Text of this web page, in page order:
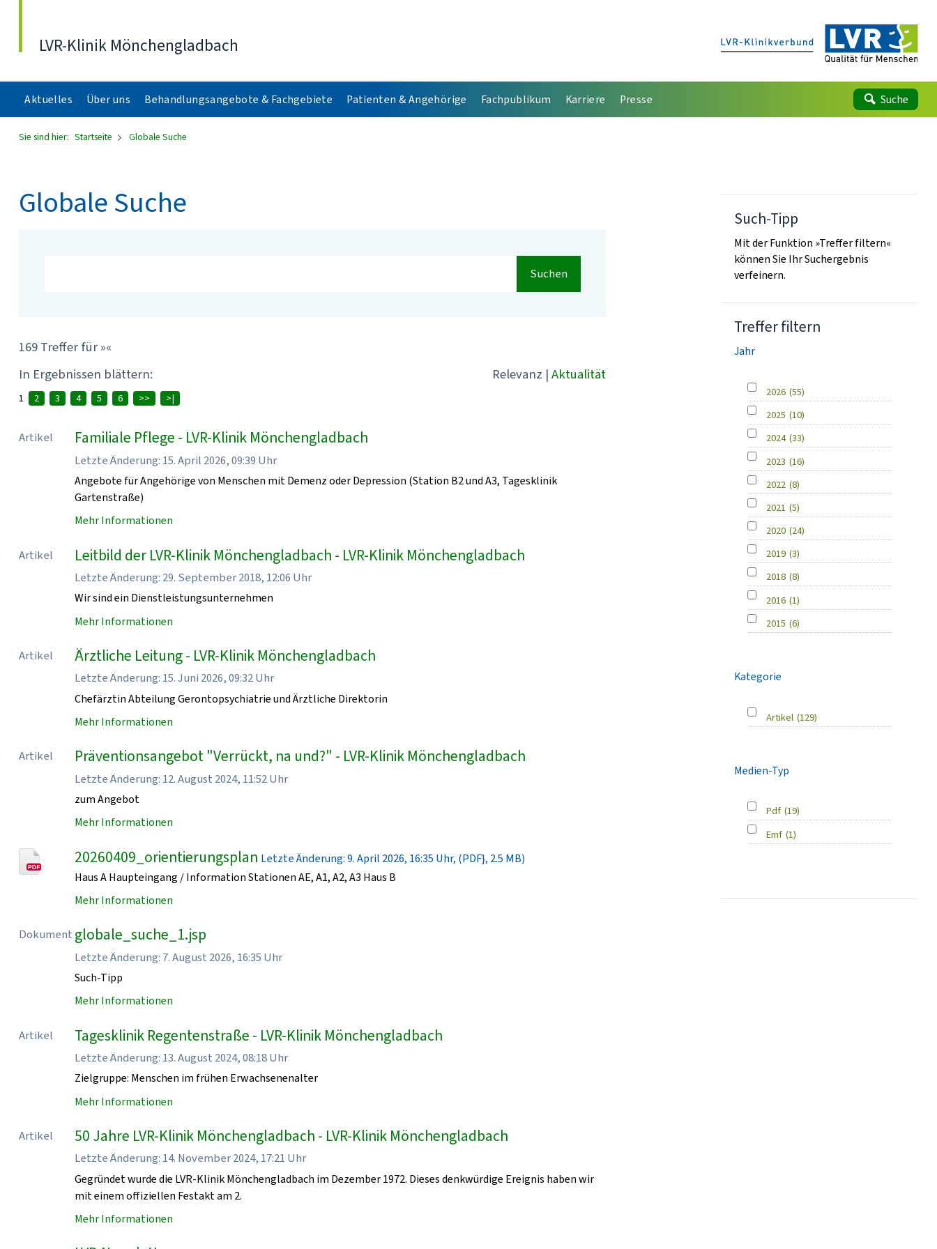
LVR-Klinik Mönchengladbach
Aktuelles Über uns Behandlungsangebote & Fachgebiete Patienten & Angehörige Fachpublikum Karriere Presse Suche
Sie sind hier: Startseite Globale Suche
Globale Suche
Suchen
169 Treffer für »«
In Ergebnissen blättern:
Relevanz | Aktualität
1 2 3 4 5 6 >> >|
Artikel Familiale Pflege - LVR-Klinik Mönchengladbach
Letzte Änderung: 15. April 2026, 09:39 Uhr
Angebote für Angehörige von Menschen mit Demenz oder Depression (Station B2 und A3, Tagesklinik
Gartenstraße)
Mehr Informationen
Artikel Leitbild der LVR-Klinik Mönchengladbach - LVR-Klinik Mönchengladbach
Letzte Änderung: 29. September 2018, 12:06 Uhr
Wir sind ein Dienstleistungsunternehmen
Mehr Informationen
Artikel Ärztliche Leitung - LVR-Klinik Mönchengladbach
Letzte Änderung: 15. Juni 2026, 09:32 Uhr
Chefärztin Abteilung Gerontopsychiatrie und Ärztliche Direktorin
Mehr Informationen
Artikel Präventionsangebot "Verrückt, na und?" - LVR-Klinik Mönchengladbach
Letzte Änderung: 12. August 2024, 11:52 Uhr
zum Angebot
Mehr Informationen
20260409_orientierungsplan Letzte Änderung: 9. April 2026, 16:35 Uhr, (PDF}, 2.5 MB)
Haus A Haupteingang / Information Stationen AE, A1, A2, A3 Haus B
Mehr Informationen
Dokument globale_suche_1.jsp
Letzte Änderung: 7. August 2026, 16:35 Uhr
Such-Tipp
Mehr Informationen
Artikel Tagesklinik Regentenstraße - LVR-Klinik Mönchengladbach
Letzte Änderung: 13. August 2024, 08:18 Uhr
Zielgruppe: Menschen im frühen Erwachsenenalter
Mehr Informationen
Artikel 50 Jahre LVR-Klinik Mönchengladbach - LVR-Klinik Mönchengladbach
Letzte Änderung: 14. November 2024, 17:21 Uhr
Gegründet wurde die LVR-Klinik Mönchengladbach im Dezember 1972. Dieses denkwürdige Ereignis haben wir
mit einem offiziellen Festakt am 2.
Mehr Informationen
Such-Tipp
Mit der Funktion »Treffer filtern«
können Sie Ihr Suchergebnis
verfeinern.
Treffer filtern
Jahr
2026 (55)
2025 (10)
2024 (33)
2023 (16)
2022 (8)
2021 (5)
2020 (24)
2019 (3)
2018 (8)
2016 (1)
2015 (6)
Kategorie
Artikel (129)
Medien-Typ
Pdf (19)
Emf (1)